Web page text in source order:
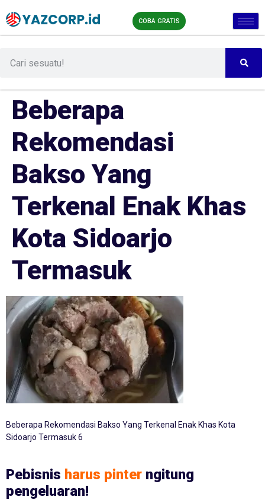
COBA GRATIS
Beberapa
Rekomendasi
Bakso Yang
Terkenal Enak Khas
Kota Sidoarjo
Termasuk
Beberapa Rekomendasi Bakso Yang Terkenal Enak Khas Kota
Sidoarjo Termasuk 6
Pebisnis harus pinter ngitung
pengeluaran!